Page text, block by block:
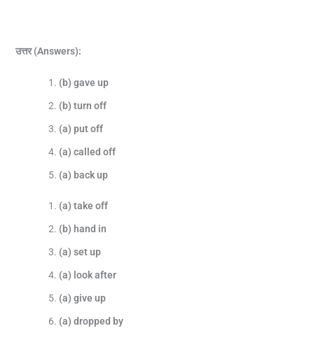
उत्तर (Answers):
(b) gave up
(b) turn off
(a) put off
(a) called off
(a) back up
(a) take off
(b) hand in
(a) set up
(a) look after
(a) give up
(a) dropped by